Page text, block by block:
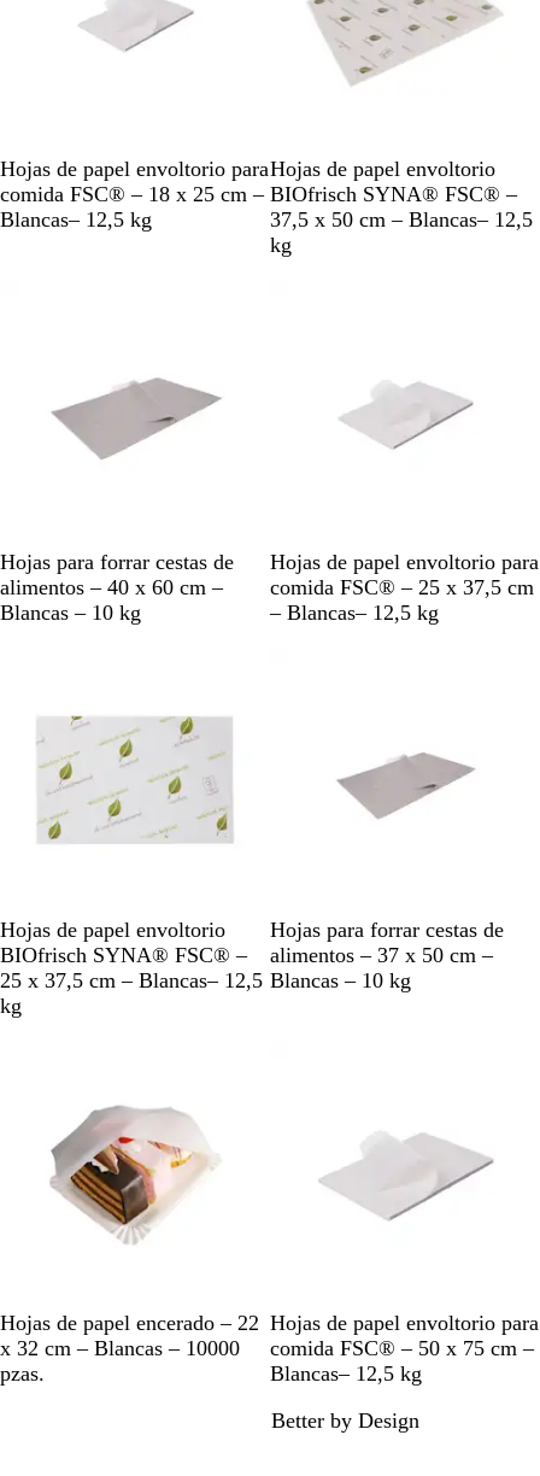
B
l
a
Hojas de papel envoltorio para
comida FSC® – 18 x 25 cm –
Blancas– 12,5 kg
B
l
a
n
Hojas de papel envoltorio
BIOfrisch SYNA® FSC® –
37,5 x 50 cm – Blancas– 12,5
kg
B
l
a
Hojas para forrar cestas de
alimentos – 40 x 60 cm –
Blancas – 10 kg
B
l
a
Hojas de papel envoltorio para
comida FSC® – 25 x 37,5 cm
– Blancas– 12,5 kg
B
l
a
n
Hojas de papel envoltorio
BIOfrisch SYNA® FSC® –
25 x 37,5 cm – Blancas– 12,5
kg
B
l
a
Hojas para forrar cestas de
alimentos – 37 x 50 cm –
Blancas – 10 kg
B
l
a
Hojas de papel encerado – 22
x 32 cm – Blancas – 10000
pzas.
B
l
a
c
Hojas de papel envoltorio para
comida FSC® – 50 x 75 cm –
Blancas– 12,5 kg
Better by Design